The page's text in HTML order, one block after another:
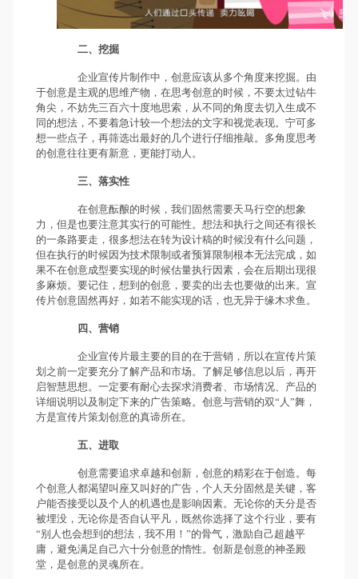
二、挖掘
企业宣传片制作中，创意应该从多个角度来挖掘。由
于创意是主观的思维产物，在思考创意的时候，不要太过钻牛
角尖，不妨先三百六十度地思索，从不同的角度去切入生成不
同的想法，不要着急计较一个想法的文字和视觉表现。宁可多
想一些点子，再筛选出最好的几个进行仔细推敲。多角度思考
的创意往往更有新意，更能打动人。
三、落实性
在创意酝酿的时候，我们固然需要天马行空的想象
力，但是也要注意其实行的可能性。想法和执行之间还有很长
的一条路要走，很多想法在转为设计稿的时候没有什么问题，
但在执行的时候因为技术限制或者预算限制根本无法完成，如
果不在创意成型要实现的时候估量执行因素，会在后期出现很
多麻烦。要记住，想到的创意，要卖的出去也要做的出来。宣
传片创意固然再好，如若不能实现的话，也无异于缘木求鱼。
四、营销
企业宣传片最主要的目的在于营销，所以在宣传片策
划之前一定要充分了解产品和市场。了解足够信息以后，再开
启智慧思想。一定要有耐心去探求消费者、市场情况、产品的
详细说明以及制定下来的广告策略。创意与营销的双“人”舞，
方是宣传片策划创意的真谛所在。
五、进取
创意需要追求卓越和创新，创意的精彩在于创造。每
个创意人都渴望叫座又叫好的广告，个人天分固然是关键，客
户能否接受以及个人的机遇也是影响因素。无论你的天分是否
被埋没，无论你是否自认平凡，既然你选择了这个行业，要有
“别人也会想到的想法，我不用！”的骨气，激励自己超越平
庸，避免满足自己六十分创意的惰性。创新是创意的神圣殿
堂，是创意的灵魂所在。